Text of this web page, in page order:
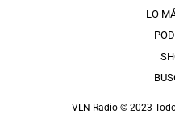
LO
VLN Radio © 2023